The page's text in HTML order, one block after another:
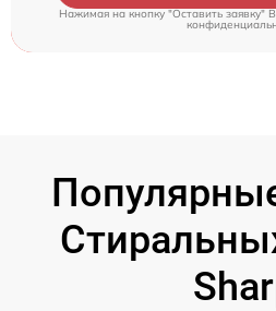
Нажимая на кнопку "Оставить заявку"